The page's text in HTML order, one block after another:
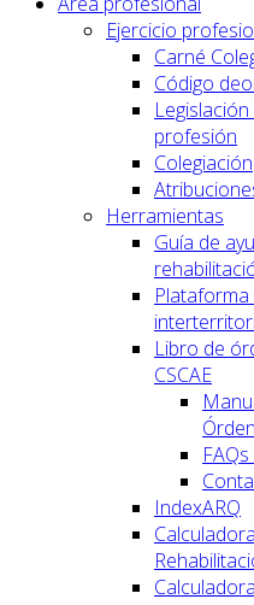
Ejercicio
Carné
Código
profesión
Colegiación
Herramientas
Guía de
Plataforma
Libro de
CSCAE
IndexARQ